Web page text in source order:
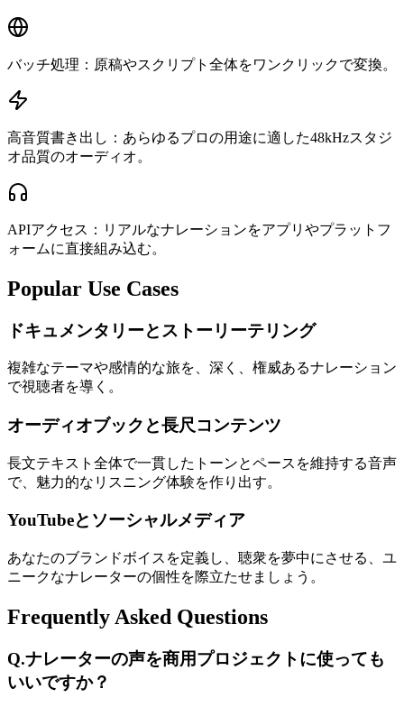
バッチ処理：原稿やスクリプト全体をワンクリックで変換。
高音質書き出し：あらゆるプロの用途に適した48kHzスタジ
オ品質のオーディオ。
APIアクセス：リアルなナレーションをアプリやプラットフ
ォームに直接組み込む。
Popular Use Cases
ドキュメンタリーとストーリーテリング
複雑なテーマや感情的な旅を、深く、権威あるナレーション
で視聴者を導く。
オーディオブックと長尺コンテンツ
長文テキスト全体で一貫したトーンとペースを維持する音声
で、魅力的なリスニング体験を作り出す。
YouTubeとソーシャルメディア
あなたのブランドボイスを定義し、聴衆を夢中にさせる、ユ
ニークなナレーターの個性を際立たせましょう。
Frequently Asked Questions
Q.ナレーターの声を商用プロジェクトに使っても
いいですか？